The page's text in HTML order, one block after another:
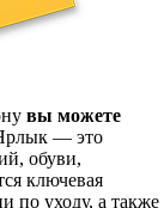
вы можете
— это
обуви,
ключевая
по уходу, а также